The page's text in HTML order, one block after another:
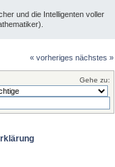
und die Intelligenten voller
« vorheriges nächstes »
Gehe zu: